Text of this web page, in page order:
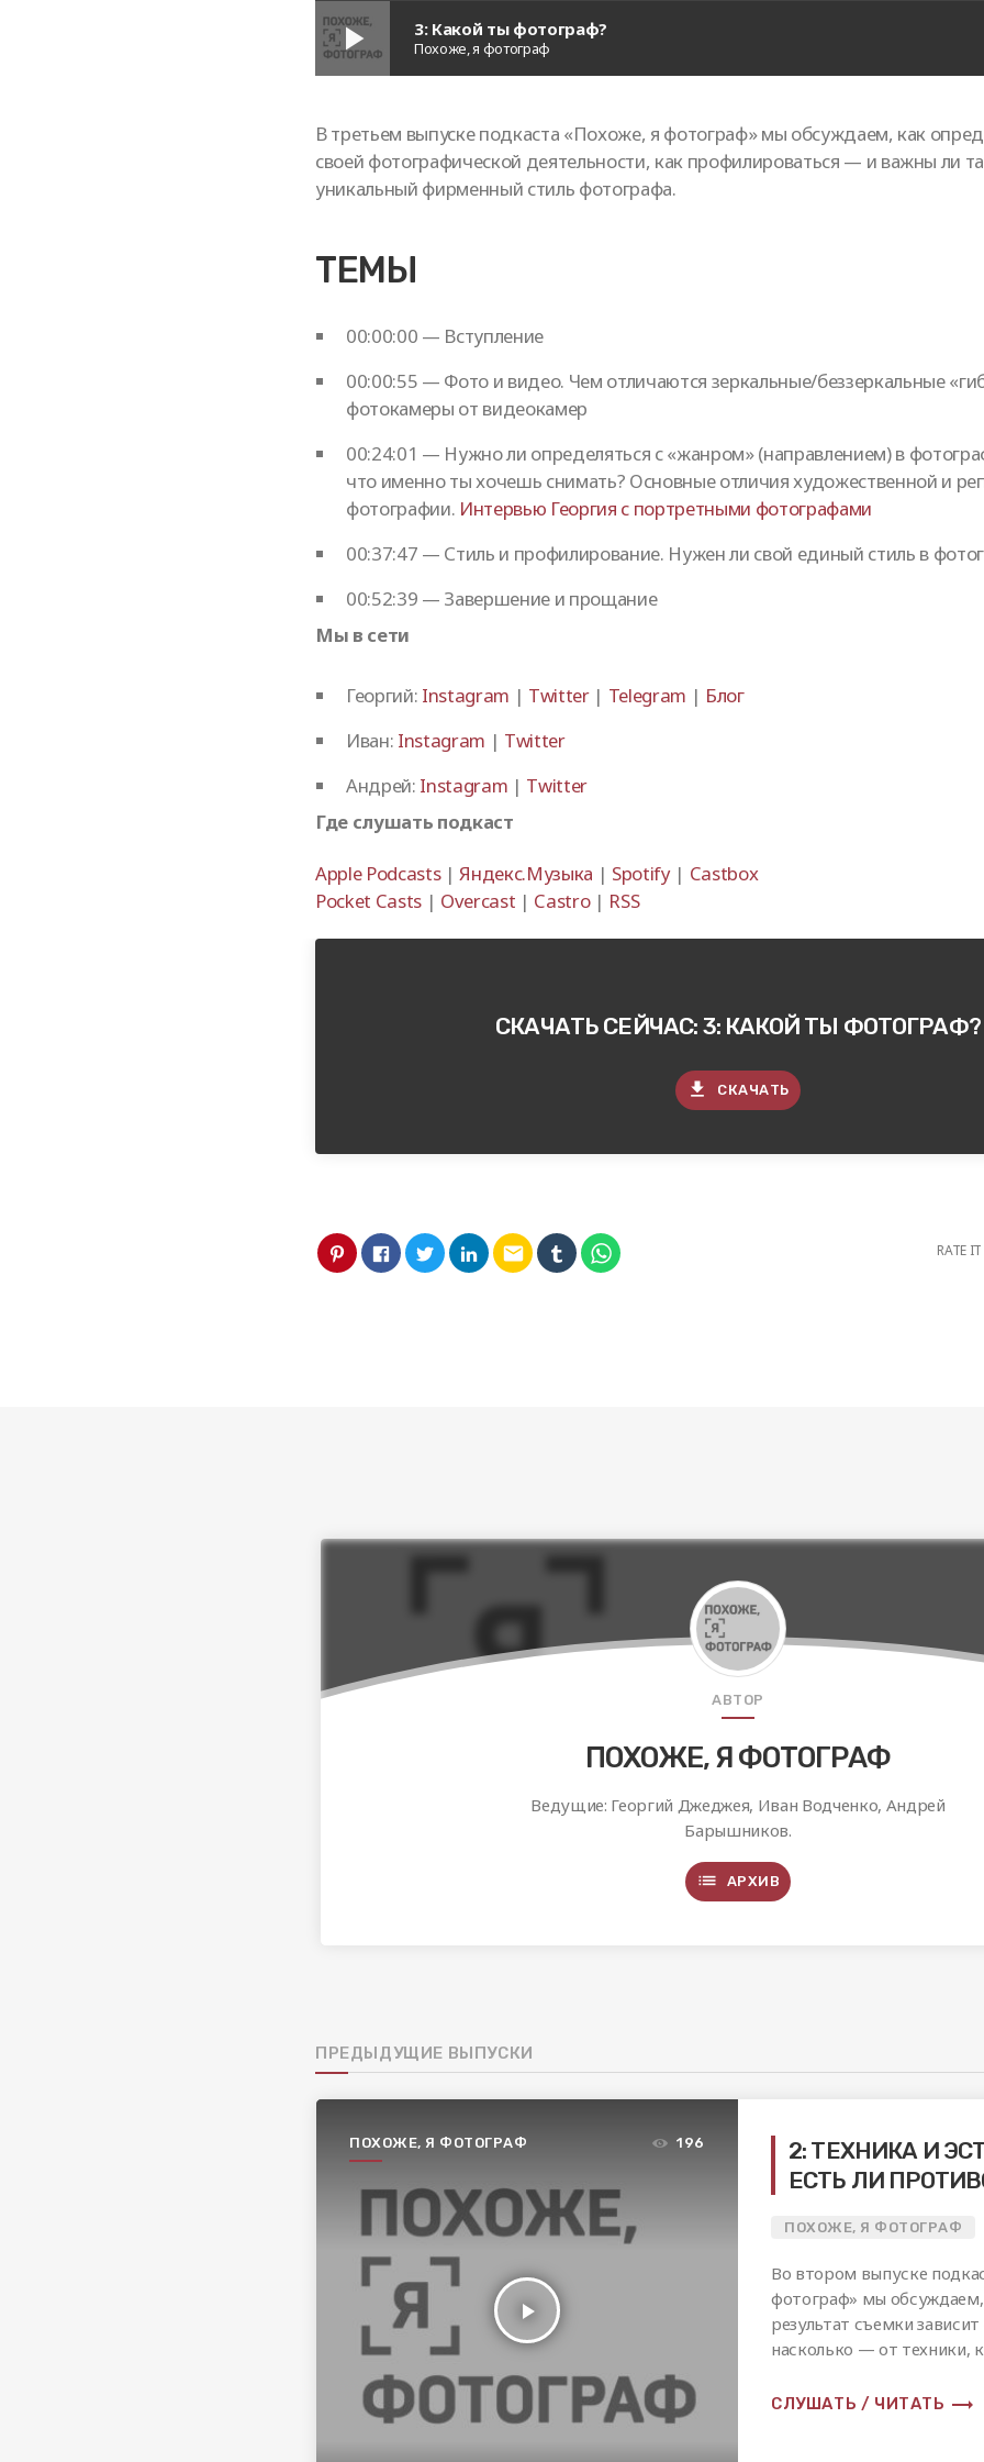
play_arrow 3: Какой ты фотограф?
Похоже, я фотограф
В третьем выпуске подкаста «Похоже, я фотограф» мы обсуждаем, как
своей фотографической деятельности, как профилироваться — и важны ли
уникальный фирменный стиль фотографа.
ТЕМЫ
00:00:00 — Вступление
00:00:55 — Фото и видео. Чем отличаются зеркальные/беззеркальные
фотокамеры от видеокамер
00:24:01 — Нужно ли определяться с «жанром» (направлением) в
что именно ты хочешь снимать? Основные отличия художественной и
фотографии. Интервью Георгия с портретными фотографами
00:37:47 — Стиль и профилирование. Нужен ли свой единый стиль в
00:52:39 — Завершение и прощание
Мы в сети
Георгий: Instagram | Twitter| Telegram | Блог
Иван: Instagram | Twitter
Андрей: Instagram | Twitter
Где слушать подкаст
Apple Podcasts|Яндекс.Музыка | Spotify| Castbox
Pocket Casts| Overcast | Castro| RSS
СКАЧАТЬ СЕЙЧАС: 3: КАКОЙ ТЫ ФОТОГРАФ?
file_download СКАЧАТЬ
email RATE IT
АВТОР
ПОХОЖЕ, Я ФОТОГРАФ
Ведущие: Георгий Джеджея, Иван Водченко, Андрей
Барышников.
list АРХИВ
ПРЕДЫДУЩИЕ ВЫПУСКИ
ПОХОЖЕ, Я ФОТОГРАФ
play_arrow
196
2: ТЕХНИКА И
ЕСТЬ ЛИ
ПОХОЖЕ, Я ФОТОГРАФ
Во втором выпуске
фотограф» мы обсуждаем,
результат съемки
насколько — от техники,
СЛУШАТЬ / ЧИТАТЬ trending_flat